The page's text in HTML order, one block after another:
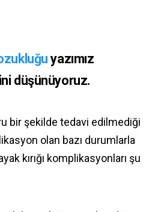
yazımız
düşünüyoruz.
bir şekilde tedavi edilmediği
olan bazı durumlarla
kırığı komplikasyonları şu